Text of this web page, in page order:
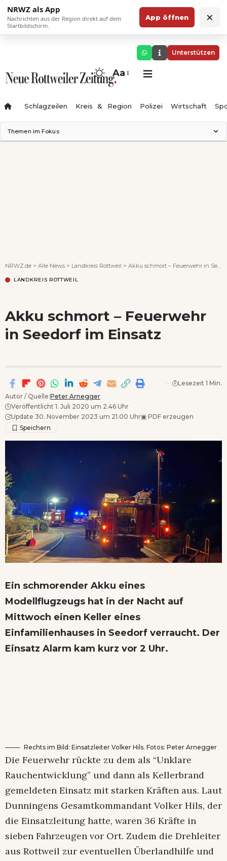
NRWZ als App
Nachrichten aus der Region direkt auf dem
Startbildschirm.
App öffnen ×
Unterstützen
Aa
Schlagzeilen Kreis & Region Polizei Wirtschaft
Themen im Fokus
NRWZ.de > Alle News > Landkreis Rottweil > Akku schmort – Feuerwehr in Seedorf im Einsatz
LANDKREIS ROTTWEIL
Akku schmort – Feuerwehr
in Seedorf im Einsatz
Autor / Quelle:Peter Arnegger
Veröffentlicht 1. Juli 2020 um 2.46 Uhr
Update 30. November 2023 um 21.00 Uhr▣ PDF erzeugen
Lesezeit 1 Min.
Ein schmorender Akku eines
Modellflugzeugs hat in der Nacht auf
Mittwoch einen Keller eines
Einfamilienhauses in Seedorf verraucht. Der
Einsatz Alarm kam kurz vor 2 Uhr.
Rechts im Bild: Einsatzleiter Volker Hils. Fotos: Peter Arnegger
Die Feuerwehr rückte zu dem als “Unklare
Rauchentwicklung” und dann als Kellerbrand
gemeldeten Einsatz mit starken Kräften aus. Laut
Dunningens Gesamtkommandant Volker Hils, der
die Einsatzleitung hatte, waren 36 Kräfte in
sieben Fahrzeugen vor Ort. Zudem die Drehleiter
aus Rottweil zur eventuellen Überlandhilfe und